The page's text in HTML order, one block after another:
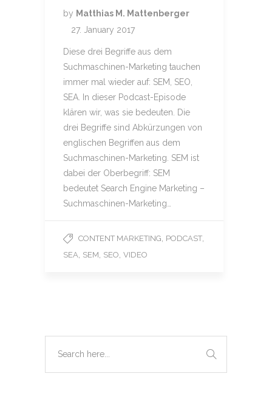
by Matthias M. Mattenberger
27. January 2017
Diese drei Begriffe aus dem
Suchmaschinen-Marketing tauchen
immer mal wieder auf: SEM, SEO,
SEA. In dieser Podcast-Episode
klären wir, was sie bedeuten. Die
drei Begriffe sind Abkürzungen von
englischen Begriffen aus dem
Suchmaschinen-Marketing. SEM ist
dabei der Oberbegriff: SEM
bedeutet Search Engine Marketing –
Suchmaschinen-Marketing…
CONTENT MARKETING PODCAST
SEA SEM SEO VIDEO